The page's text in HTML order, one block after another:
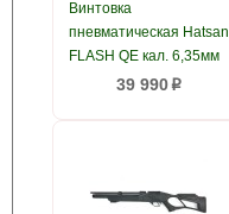
Винтовка
пневматическая Hatsan
FLASH QE кал. 6,35мм
39 990p